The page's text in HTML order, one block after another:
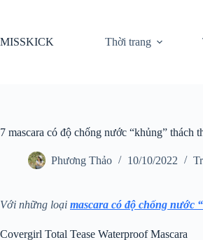
nội
MISSKICK Thời trang
7 mascara có độ chống nước “khủng” thách
Phương Thảo 10/10/2022
Với những loại mascara có độ chống nước
Covergirl Total Tease Waterproof Mascara